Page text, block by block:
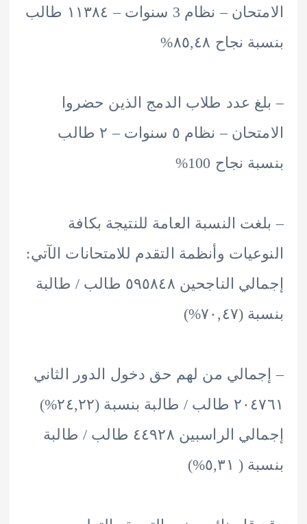
الامتحان – نظام 3 سنوات – ۱۱۳٨٤ طالب
٨٥,٤٨%
عدد طلاب الدمج الذين حضروا
الامتحان – نظام ٥ سنوات – ۲ طالب
نجاح 100%
النسبة العامة للنتيجة بكافة
وأنظمة التقدم للامتحانات الآتي:
إجمالي الناجحين ٥٩٥٨٤٨ طالب / طالبة
من لهم حق دخول الدور الثاني
٢٠٤٧٦١ طالب / طالبة بنسبة (٢٤,٢٢%)
إجمالي الراسبين ٤٤٩٢٨ طالب / طالبة